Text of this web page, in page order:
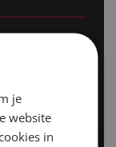
je
website
in